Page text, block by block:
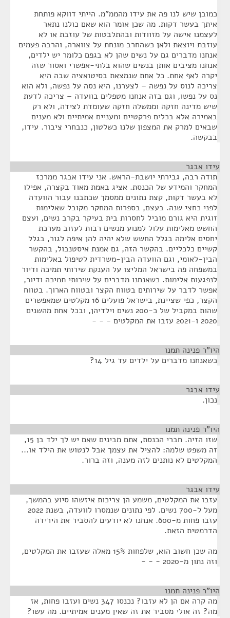
כמובן שיש לנו פה את עידו מהממ"מ. הייתי דווקא פותחת
איתך בעשר דקות. מה שכן אומר הוא שאם כולנו נתאר
לעצמנו אישה על מזוודות ובהתלבטות של עוזבת או לא
עוזבת ויוצאת ולאן כשהחרב מונחת על צווארה, והרבה פעמים
אנחנו מדברים גם על נשים שהן לא בגפם כלומר יש ילדים,
אנחנו מציבים אותן בנשים שהוא בלתי-אפשרי ואסור שזה
יקרה לאף אחת. כל אחת שנמצאת בסיטואציה שבה היא
צריכה לנוס על נפשה – לצערנו, היא נסה על נפשה, ולא הוא
נס על נפשו, וגם בזה אנחנו מטפלים בוועדה – צריכה לדעת
שיש מדינה חזקה וממשלה חזקה שעומדת לצידה, ולא רק
באמירה אלא בכלים פרקטיים ומעניים אמיתיים ולא מענים
שבאים למרק את המצפון שלנו כשלטון, כנבחרי ציבור. עידו,
בבקשה.
עידו אבגר
תודה רבה, גבירתי יושבת-הראש. אני עידו אבגר ממרכז
המחקר והמידע של הכנסת. אציג באמת מאוד בקצרה, אפילו
לא בעשר דקות, קצת נתונים ממסמך שכתבנו עבור הוועדה
לפני כחצי שנה. בעצם, בספרות המחקר מקובל שאלימות
זוגית היא גורם מוביל לחסרות בית בעיקר בקרב נשים, ועצם
החשש מאלימות עלול למנוע מנשים רבות לעזוב מערכת
יחסים אלימה בגלל החשש שלא יהיה להן איפה לגור, בגלל
קשיים כלכליים. בהקשר הזה, גם אמנת איסטנבול, בהקשר
הבין-לאומי, וגם הוועדה הבין-משרדית לטיפול באלימות
במשפחה פה בישראל המליצו על הענקת שירותי תמיכה ודיור
לנפגעות אלימות. כשאנחנו מדברים על שירותי תמיכה ודיור,
אפשר לדבר על שירותים בטווח הקצר ובטווח הארוך. בטווח
הקצר, כפי שציינת, בישראל פועלים 16 מקלטים שמאפשרים
שהות במקביל של כ-200 נשים וילדיהן, ובכל אחת מהשנים
2020 ו-2021 עזבו את המקלטים - - -
היו"ר פנינה תמנו
כשאנחנו מדברים על ילדים עד גיל 14?
עידו אבגר
נכון.
היו"ר פנינה תמנו
שזו הזיה. חברי הכנסת, אתם מבינים שאם יש לך ילד בן 15,
זה משפט שלמה: להציל את עצמך אבל לנטוש את הילד או...
המקלטים לא נותנים לזה מענה, וזה ברור.
עידו אבגר
עזבו את המקלטים, משמע הן צריכות איזשהו סיוע בהמשך,
מעל ל-700 נשים. לפי נתונים שנמסרו לוועדה, בשנת 2022
עזבו פחות מ-600. אנחנו לא יודעים להסביר את הירידה
הדרמטית הזאת.
מה שכן חשוב הוא, שלפחות 15% מאלה שעזבו את המקלטים,
וזה נתון מ-2020 - - -
היו"ר פנינה תמנו
מה קרה אם הן לא עזבו? נכנסו 347 נשים ועזבו פחות, אז
מה? זה אולי מסביר את זה שאין מענים אמיתיים. מה עשו?